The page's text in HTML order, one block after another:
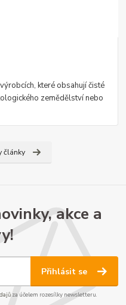
které obsahují čisté
zemědělství nebo
články
akce a
Přihlásit se
za účelem rozesílky newsletteru.